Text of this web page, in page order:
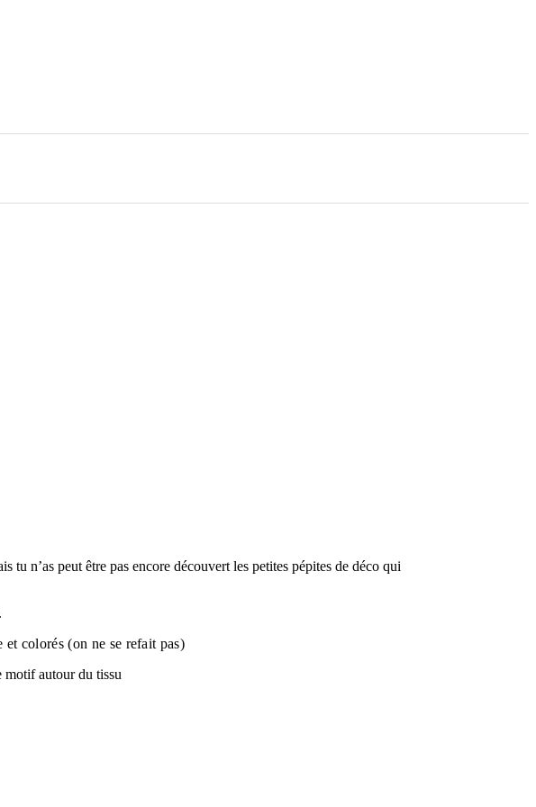
n’as peut être pas encore découvert les petites pépites de déco qui
colorés (on ne se refait pas)
motif autour du tissu